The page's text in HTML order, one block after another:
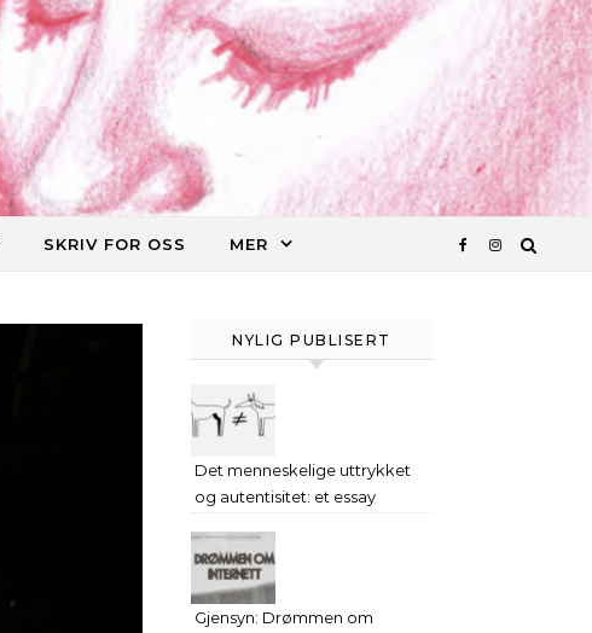
SKRIV FOR OSS MER
NYLIG PUBLISERT
Det menneskelige uttrykket
og autentisitet: et essay
Gjensyn: Drømmen om